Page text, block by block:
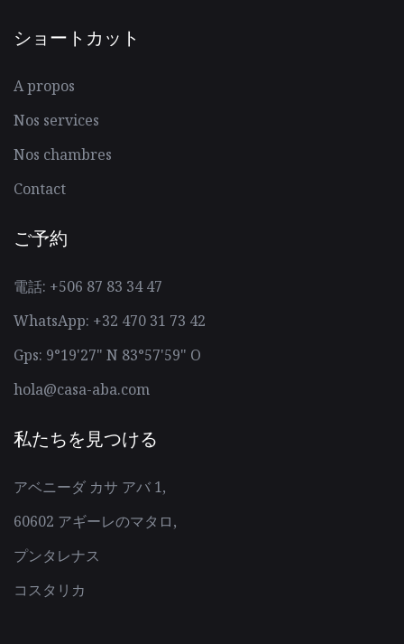
ショートカット
A propos
Nos services
Nos chambres
Contact
ご予約
電話: +506 87 83 34 47
WhatsApp: +32 470 31 73 42
Gps: 9°19'27" N 83°57'59" O
hola@casa-aba.com
私たちを見つける
アベニーダ カサ アバ 1,
60602 アギーレのマタロ,
プンタレナス
コスタリカ